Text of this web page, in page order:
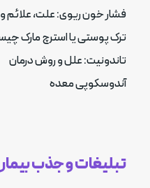
تبلیغات و جذب بیمار
فشار خون ریوی: علت، علائم
ترک پوستی یا استرچ مارک
تاندونیت: علل و روش درمان
آندوسکوپی معده